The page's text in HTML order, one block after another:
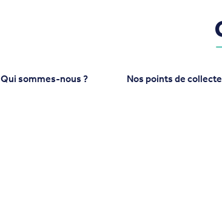
Qui sommes-nous ? Nos points de collecte